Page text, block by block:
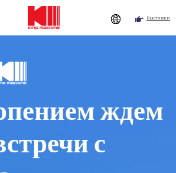
Выставки
ждем
с